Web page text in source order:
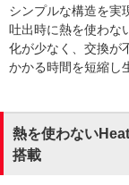
シンプルな構造を実
吐出時に熱を使わな
化が少なく、交換が
かかる時間を短縮し
熱を使わない
搭載